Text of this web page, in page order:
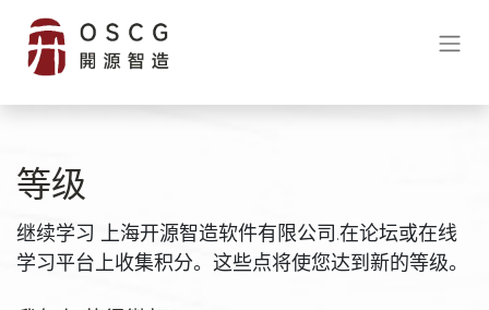
等级
继续学习 上海开源智造软件有限公司.在论坛或在线
学习平台上收集积分。这些点将使您达到新的等级。